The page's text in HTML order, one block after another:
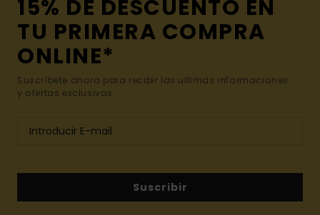
15% DE DESCUENTO EN
TU PRIMERA COMPRA
ONLINE*
Suscríbete ahora para recibir las ultimas informaciones
y ofertas exclusivas.
Suscribir